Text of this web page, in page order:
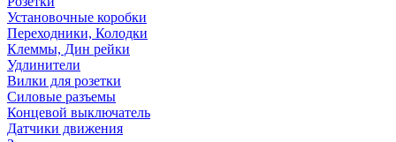
Установочные коробки
Переходники, Колодки
Клеммы, Дин рейки
Удлинители
Вилки для розетки
Силовые разъемы
Концевой выключатель
Датчики движения